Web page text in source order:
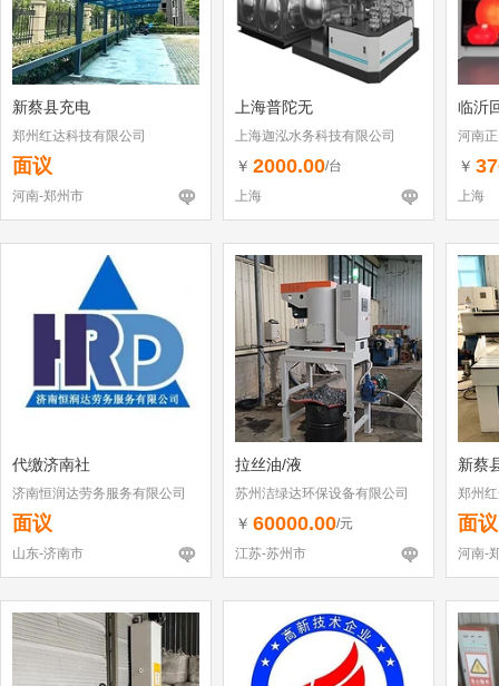
新蔡县充电
郑州红达科技有限公司
面议
河南-郑州市
上海普陀无
上海迦泓水务科技有限公司
￥ 2000.00/台
上海
临沂
河南
￥
上海
代缴济南社
济南恒润达劳务服务有限公司
面议
山东-济南市
拉丝油/液
苏州洁绿达环保设备有限公司
￥ 60000.00/元
江苏-苏州市
新蔡
郑州
面议
河南-